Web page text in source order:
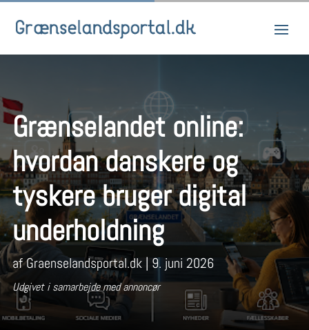
Grænselandet online:
hvordan danskere og
tyskere bruger digital
underholdning
afGraenselandsportal.dk| 9. juni 2026
Udgivet i samarbejde med annoncør